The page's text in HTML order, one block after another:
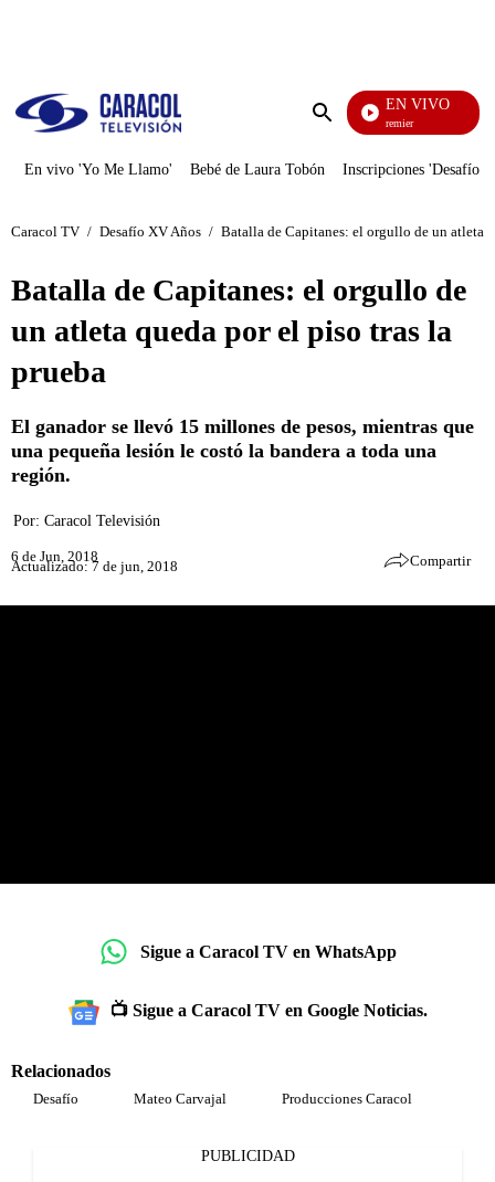
Enviar
EN VIVO
Noches De Premier
En vivo 'Yo Me Llamo' Bebé de Laura Tobón Inscripciones 'Desafío'
Caracol TV / Desafío XV Años / Batalla de Capitanes: el orgullo de un atleta
Batalla de Capitanes: el orgullo de
un atleta queda por el piso tras la
prueba
El ganador se llevó 15 millones de pesos, mientras que
una pequeña lesión le costó la bandera a toda una
región.
Por: Caracol Televisión
6 de Jun, 2018
Actualizado: 7 de jun, 2018 Compartir
Sigue a Caracol TV en WhatsApp
📺 Sigue a Caracol TV en Google Noticias.
Relacionados
Desafío Mateo Carvajal Producciones Caracol
PUBLICIDAD